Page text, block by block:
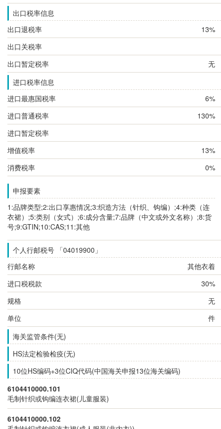
出口税率信息
出口退税率
13%
出口关税率
出口暂定税率
无
进口税率信息
进口最惠国税率
6%
进口普通税率
130%
进口暂定税率
增值税率
13%
消费税率
0%
申报要素
1:品牌类型;2:出口享惠情况;3:织造方法（针织、钩编）;4:种类（连
衣裙）;5:类别（女式）;6:成分含量;7:品牌（中文或外文名称）;8:货
号;9:GTIN;10:CAS;11:其他
个人行邮税号 「04019900」
行邮名称
其他衣着
进口税税款
30%
规格
无
单位
件
海关监管条件(无)
HS法定检验检疫(无)
10位HS编码+3位CIQ代码(中国海关申报13位海关编码)
6104410000.101
毛制针织或钩编连衣裙(儿童服装)
6104410000.102